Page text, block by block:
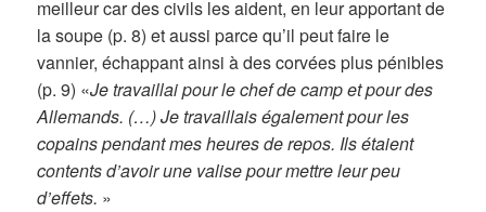
meilleur car des civils les aident, en leur apportant de
la soupe (p. 8) et aussi parce qu’il peut faire le
vannier, échappant ainsi à des corvées plus pénibles
(p. 9) «Je travaillai pour le chef de camp et pour des
Allemands. (…) Je travaillais également pour les
copains pendant mes heures de repos. Ils étaient
contents d’avoir une valise pour mettre leur peu
d’effets. »